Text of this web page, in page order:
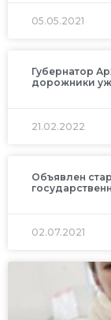
05.05.2021
Губернатор
дорожники
21.02.2022
Объявлен
02.07.2021